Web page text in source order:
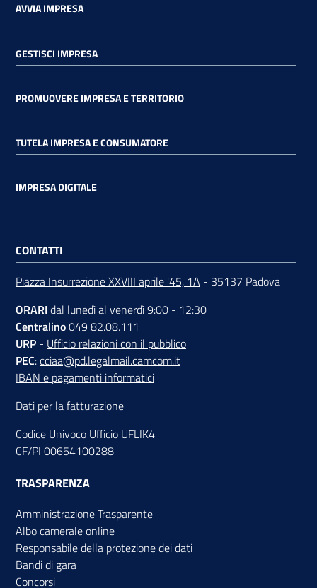
AVVIA IMPRESA
GESTISCI IMPRESA
PROMUOVERE IMPRESA E TERRITORIO
TUTELA IMPRESA E CONSUMATORE
IMPRESA DIGITALE
CONTATTI
Piazza Insurrezione XXVIII aprile '45, 1A - 35137 Padova
ORARI dal lunedì al venerdì 9:00 - 12:30
Centralino049 82.08.111
URP - Ufficio relazioni con il pubblico
PEC:cciaa@pd.legalmail.camcom.it
IBAN e pagamenti informatici
Dati per la fatturazione
Codice Univoco Ufficio UFLIK4
CF/PI 00654100288
TRASPARENZA
Amministrazione Trasparente
Albo camerale online
Responsabile della protezione dei dati
Bandi di gara
Concorsi